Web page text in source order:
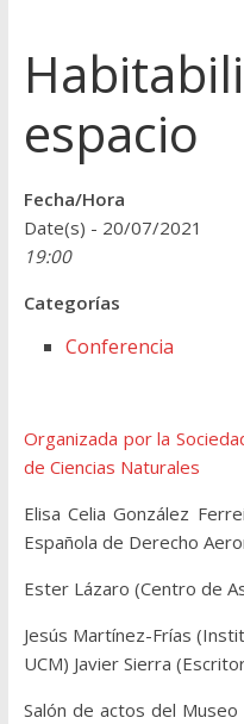
espacio
Fecha/Hora
Date(s) - 20/07/2021
19:00
Categorías
Conferencia
Organizada por la
de Ciencias Naturales
Elisa Celia González
Española de Derecho
Ester Lázaro (Centro de
Jesús Martínez-Frías
UCM) Javier Sierra
Salón de actos del